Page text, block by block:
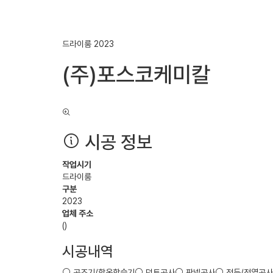
드라이룸 2023
(주)포스코케미칼
시공 정보
작업시기
드라이룸
구분
2023
업체 주소
()
시공내역